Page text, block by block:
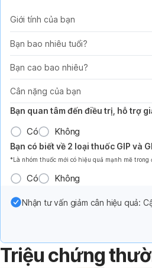
Giới tính của bạn
Bạn bao nhiêu tuổi?
Bạn cao bao nhiêu?
Cân nặng của bạn
Bạn quan tâm đến điều trị, hỗ trợ
Có Không
Bạn có biết về 2 loại thuốc GIP và
*Là nhóm thuốc mới có hiệu quả mạnh mẽ
Có Không
Nhận tư vấn giảm cân hiệu quả:
Triệu chứng